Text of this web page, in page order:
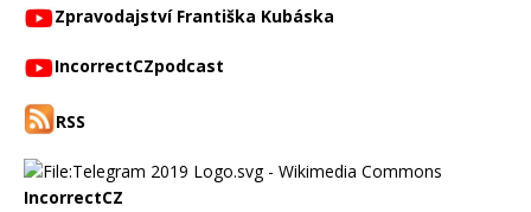
Zpravodajství Františka Kubáska
IncorrectCZpodcast
RSS
IncorrectCZ